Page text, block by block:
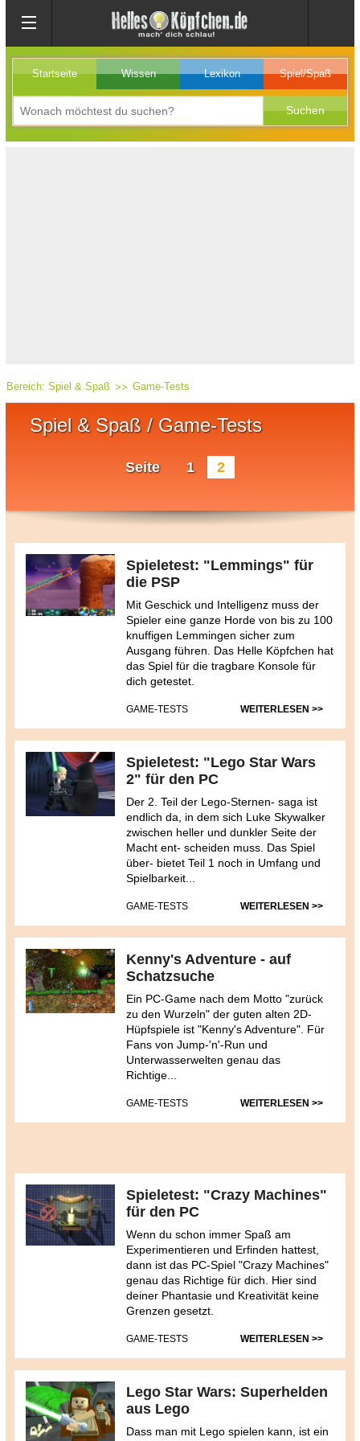
Startseite Wissen Lexikon Spiel/Spaß
Bereich: Spiel & Spaß Game-Tests
Spiel & Spaß / Game-Tests
Seite 1 2
Spieletest: "Lemmings" für
die PSP
Mit Geschick und Intelligenz muss der
Spieler eine ganze Horde von bis zu 100
knuffigen Lemmingen sicher zum
Ausgang führen. Das Helle Köpfchen hat
das Spiel für die tragbare Konsole für
dich getestet.
GAME-TESTS WEITERLESEN >>
Spieletest: "Lego Star Wars
2" für den PC
Der 2. Teil der Lego-Sternen- saga ist
endlich da, in dem sich Luke Skywalker
zwischen heller und dunkler Seite der
Macht ent- scheiden muss. Das Spiel
über- bietet Teil 1 noch in Umfang und
Spielbarkeit...
GAME-TESTS WEITERLESEN >>
Kenny's Adventure - auf
Schatzsuche
Ein PC-Game nach dem Motto "zurück
zu den Wurzeln" der guten alten 2D-
Hüpfspiele ist "Kenny's Adventure". Für
Fans von Jump-'n'-Run und
Unterwasserwelten genau das
Richtige...
GAME-TESTS WEITERLESEN >>
Spieletest: "Crazy Machines"
für den PC
Wenn du schon immer Spaß am
Experimentieren und Erfinden hattest,
dann ist das PC-Spiel "Crazy Machines"
genau das Richtige für dich. Hier sind
deiner Phantasie und Kreativität keine
Grenzen gesetzt.
GAME-TESTS WEITERLESEN >>
Lego Star Wars: Superhelden
aus Lego
Dass man mit Lego spielen kann, ist ein